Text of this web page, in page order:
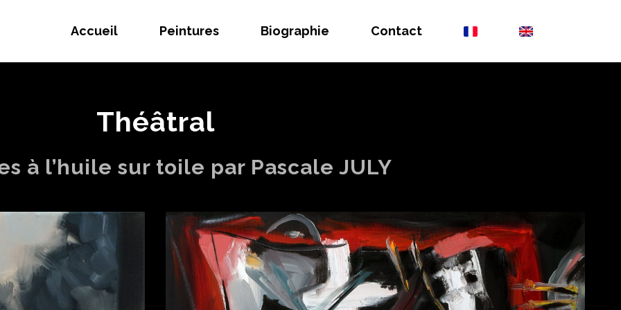
Accueil Peintures Biographie Contact
Théâtral
à l’huile sur toile par Pascale JULY